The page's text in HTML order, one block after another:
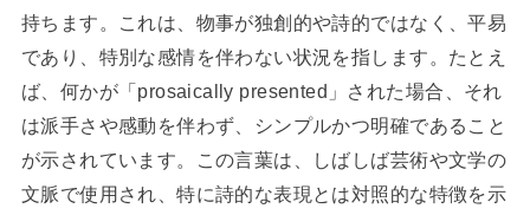
持ちます。これは、物事が独創的や詩的ではなく、平易
であり、特別な感情を伴わない状況を指します。たとえ
ば、何かが「prosaically presented」された場合、それ
は派手さや感動を伴わず、シンプルかつ明確であること
が示されています。この言葉は、しばしば芸術や文学の
文脈で使用され、特に詩的な表現とは対照的な特徴を示